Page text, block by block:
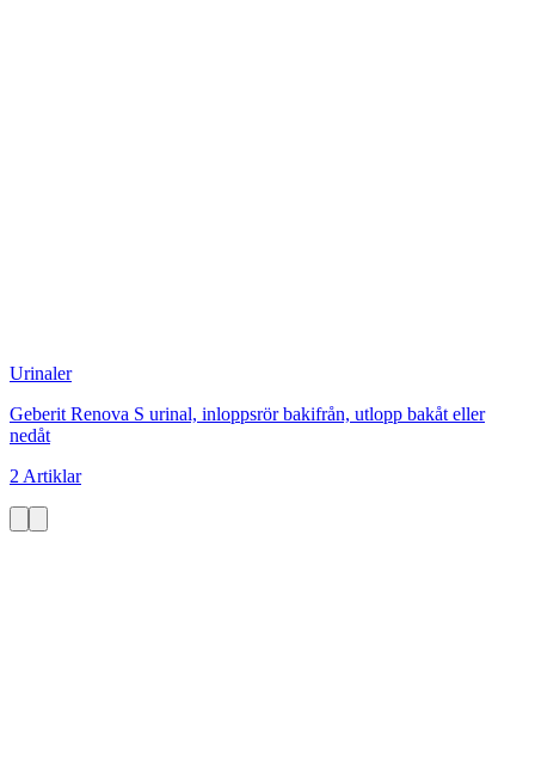
Urinaler
Geberit Renova S urinal, inloppsrör bakifrån, utlopp bakåt eller
nedåt
2 Artiklar